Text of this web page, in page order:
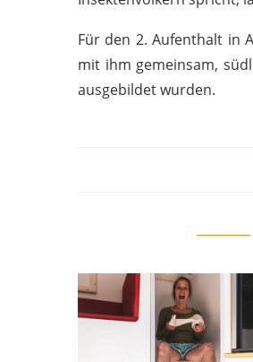
Für den 2. Aufenthalt in
mit ihm gemeinsam,
ausgebildet wurden.